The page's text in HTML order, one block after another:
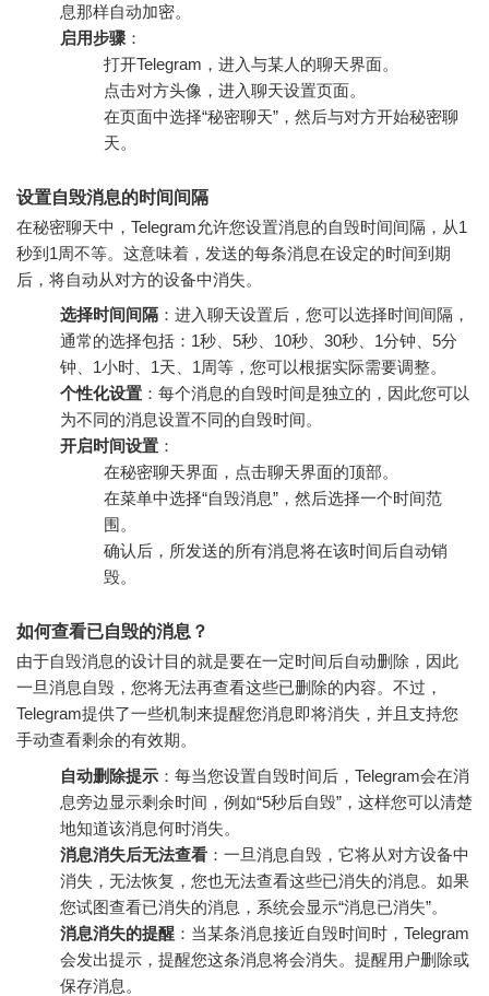
息那样自动加密。
启用步骤 ：
打开Telegram，进入与某人的聊天界面。
点击对方头像，进入聊天设置页面。
在页面中选择“秘密聊天”，然后与对方开始秘密聊
天。
设置自毁消息的时间间隔
在秘密聊天中，Telegram允许您设置消息的自毁时间间隔，从1
秒到1周不等。这意味着，发送的每条消息在设定的时间到期
后，将自动从对方的设备中消失。
选择时间间隔 ：进入聊天设置后，您可以选择时间间隔，
通常的选择包括：1秒、5秒、10秒、30秒、1分钟、5分
钟、1小时、1天、1周等，您可以根据实际需要调整。
个性化设置 ：每个消息的自毁时间是独立的，因此您可以
为不同的消息设置不同的自毁时间。
开启时间设置 ：
在秘密聊天界面，点击聊天界面的顶部。
在菜单中选择“自毁消息”，然后选择一个时间范
围。
确认后，所发送的所有消息将在该时间后自动销
毁。
如何查看已自毁的消息？
由于自毁消息的设计目的就是要在一定时间后自动删除，因此
一旦消息自毁，您将无法再查看这些已删除的内容。不过，
Telegram提供了一些机制来提醒您消息即将消失，并且支持您
手动查看剩余的有效期。
自动删除提示 ：每当您设置自毁时间后，Telegram会在消
息旁边显示剩余时间，例如“5秒后自毁”，这样您可以清楚
地知道该消息何时消失。
消息消失后无法查看 ：一旦消息自毁，它将从对方设备中
消失，无法恢复，您也无法查看这些已消失的消息。如果
您试图查看已消失的消息，系统会显示“消息已消失”。
消息消失的提醒 ：当某条消息接近自毁时间时，Telegram
会发出提示，提醒您这条消息将会消失。提醒用户删除或
保存消息。